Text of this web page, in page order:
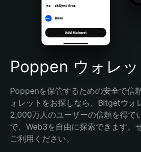
Português (Brasil)
Español (Argentina)
Poppen ウォレッ
Poppenを保管するための安全で信
ォレットをお探しなら、Bitgetウォ
2,000万人のユーザーの信頼を得て
で、Web3を自由に探索できます。
ご利用ください。